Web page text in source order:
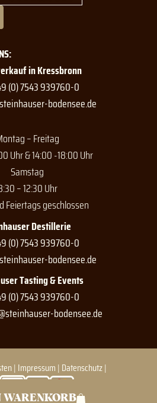
WARENKORB
in Kressbronn
(0) 7543 939760-0
bodensee.de
– Freitag
Uhr & 14:00 -18:00 Uhr
Samstag
– 12:30 Uhr
Feiertags geschlossen
Destillerie
(0) 7543 939760-0
bodensee.de
Tasting & Events
(0) 7543 939760-0
bodensee.de
| Impressum | Datenschutz|